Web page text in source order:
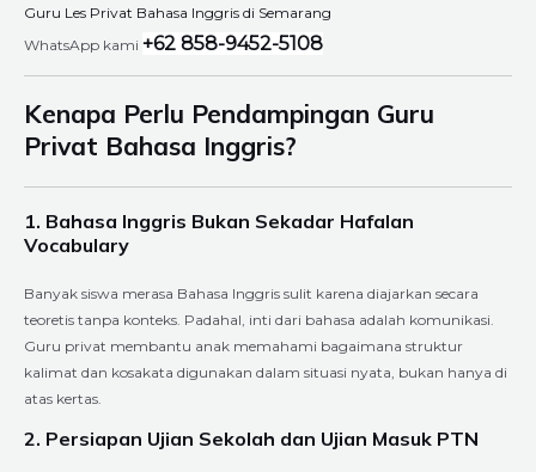
Guru Les Privat Bahasa Inggris di Semarang
WhatsApp kami +62 858-9452-5108
Kenapa Perlu Pendampingan Guru
Privat Bahasa Inggris?
1. Bahasa Inggris Bukan Sekadar Hafalan
Vocabulary
Banyak siswa merasa Bahasa Inggris sulit karena diajarkan secara
teoretis tanpa konteks. Padahal, inti dari bahasa adalah komunikasi.
Guru privat membantu anak memahami bagaimana struktur
kalimat dan kosakata digunakan dalam situasi nyata, bukan hanya di
atas kertas.
2. Persiapan Ujian Sekolah dan Ujian Masuk PTN